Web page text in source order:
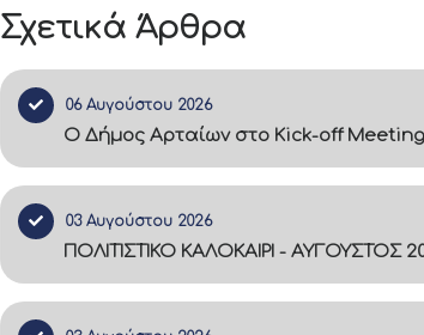
Σχετικά Άρθρα
06 Αυγούστου 2026
Ο Δήμος Αρταίων στο Kick-off Meeting
03 Αυγούστου 2026
ΠΟΛΙΤΙΣΤΙΚΟ ΚΑΛΟΚΑΙΡΙ - ΑΥΓΟΥΣΤΟΣ